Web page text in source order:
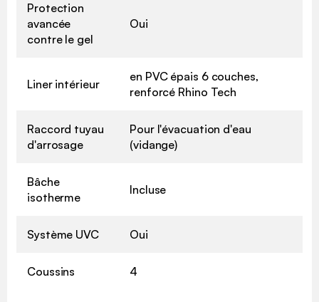
Protection
avancée
contre le gel
Oui
Liner intérieur
en PVC épais 6 couches,
renforcé Rhino Tech
Raccord tuyau
d'arrosage
Pour l'évacuation d'eau
(vidange)
Bâche
isotherme
Incluse
Système UVC Oui
Coussins 4